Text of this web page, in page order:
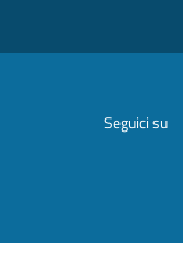
Seguici su